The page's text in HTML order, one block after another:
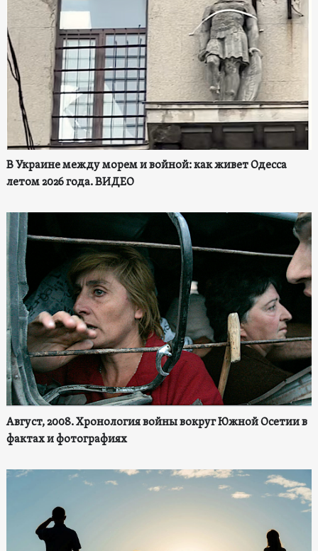
В Украине между морем и войной: как живет Одесса
летом 2026 года. ВИДЕО
Август, 2008. Хронология войны вокруг Южной Осетии в
фактах и фотографиях